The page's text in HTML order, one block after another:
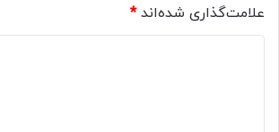
علامت‌گذاری شده‌اند*